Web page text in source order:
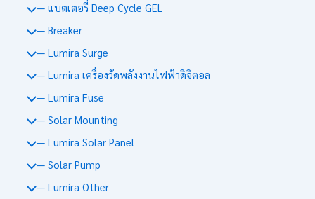
— แบตเตอรี่ Deep Cycle GEL
— Breaker
— Lumira Surge
— Lumira เครื่องวัดพลังงานไฟฟ้าดิจิตอล
— Lumira Fuse
— Solar Mounting
— Lumira Solar Panel
— Solar Pump
— Lumira Other